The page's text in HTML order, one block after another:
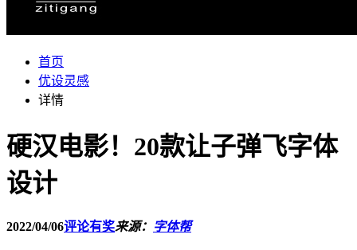
首页
优设灵感
详情
硬汉电影！20款让子弹飞字体
设计
2022/04/06评论有奖来源： 字体帮